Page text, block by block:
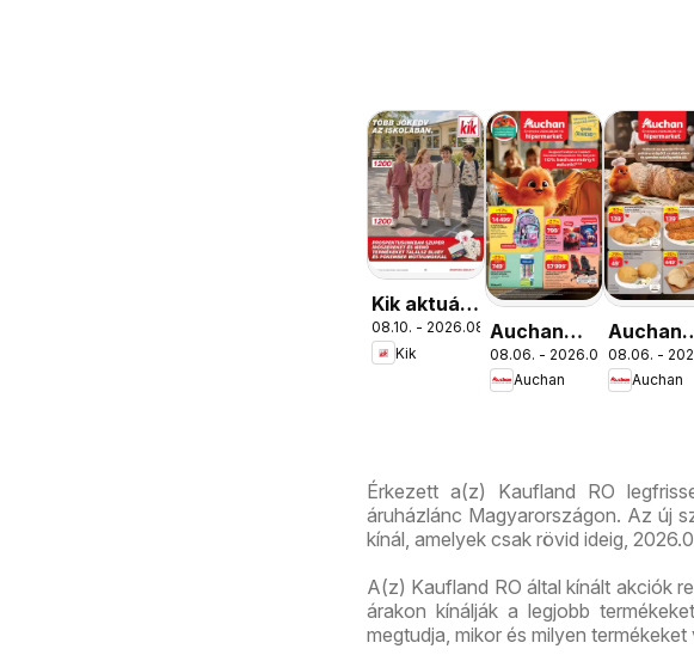
Kik aktuális
akciós
újság
08.10. - 2026.08.16.
Kik
Auchan
Iskolakezdés
ajánlatok
08.06. - 2026.08.19.
Auchan
Auchan
Pékség
08.06. -
Auchan
Érkezett a(z) Kaufland RO
áruházlánc Magyarországon. Az új
kínál, amelyek csak rövid ideig,
A(z) Kaufland RO által kínált akciók
árakon kínálják a legjobb
megtudja, mikor és milyen